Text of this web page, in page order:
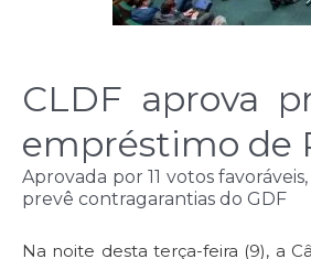
CLDF aprova
empréstimo de
Aprovada por 11 votos
prevê contragarantias do GDF
Na noite desta terça-feira (9), a